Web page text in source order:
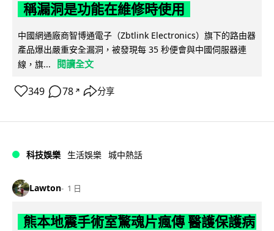
稱漏洞是功能在維修時使用
中國網通廠商智博通電子（Zbtlink Electronics）旗下的路由器
產品爆出嚴重安全漏洞，被發現每 35 秒便會與中國伺服器連
線，旗...
閱讀全文
349 78 ↗ 分享
科技娛樂 生活娛樂 城中熱話
Lawton 1 日
熊本地震手術室驚魂片瘋傳 醫護保護病